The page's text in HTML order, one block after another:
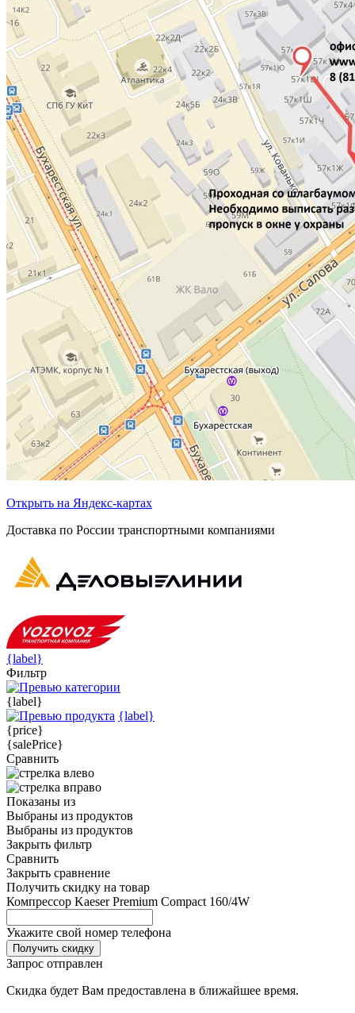
Открыть на Яндекс-картах
Доставка по России транспортными компаниями
{label}
Фильтр
{label}
{label}
{price}
{salePrice}
Сравнить
Показаны из
Выбраны из продуктов
Выбраны из продуктов
Закрыть фильтр
Сравнить
Закрыть сравнение
Получить скидку на товар
Компрессор Kaeser Premium Compact 160/4W
Укажите свой номер телефона
Получить скидку
Запрос отправлен
Скидка будет Вам предоставлена в ближайшее время.